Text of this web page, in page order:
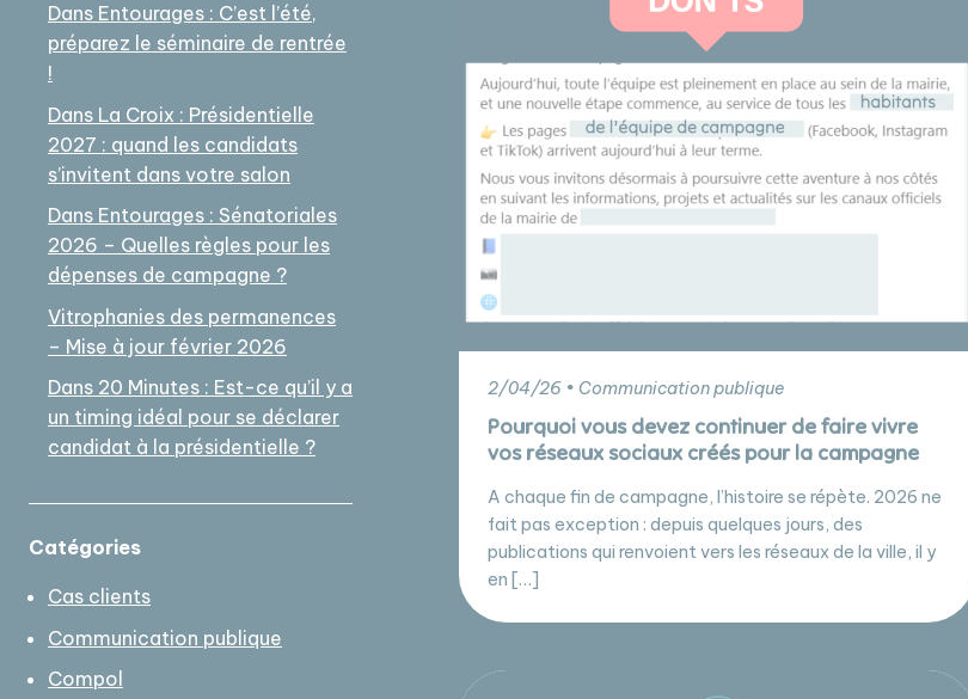
Dans Entourages : C’est l’été,
préparez le séminaire de rentrée
!
Dans La Croix : Présidentielle
2027 : quand les candidats
s’invitent dans votre salon
Dans Entourages : Sénatoriales
2026 – Quelles règles pour les
dépenses de campagne ?
Vitrophanies des permanences
– Mise à jour février 2026
Dans 20 Minutes : Est-ce qu’il y a
un timing idéal pour se déclarer
candidat à la présidentielle ?
Catégories
Cas clients
Communication publique
Compol
2/04/26 • Communication publique
Pourquoi vous devez continuer de faire vivre
vos réseaux sociaux créés pour la campagne
A chaque fin de campagne, l’histoire se répète. 2026 ne
fait pas exception : depuis quelques jours, des
publications qui renvoient vers les réseaux de la ville, il y
en […]